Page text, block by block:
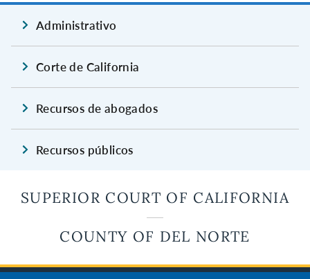
Administrativo
Corte de California
Recursos de abogados
Recursos públicos
SUPERIOR COURT OF CALIFORNIA
COUNTY OF DEL NORTE